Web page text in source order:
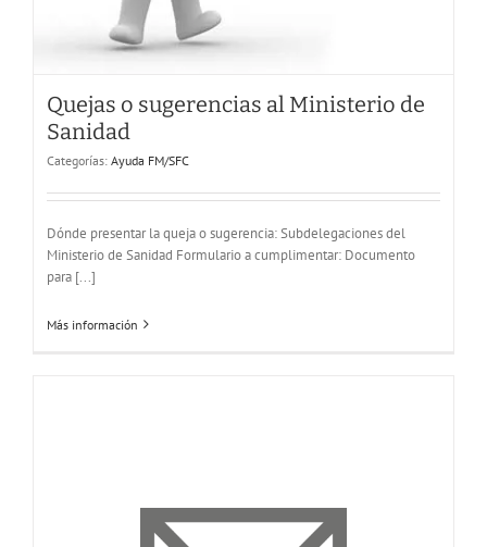
Quejas o sugerencias al Ministerio de
Sanidad
Categorías: Ayuda FM/SFC
Dónde presentar la queja o sugerencia: Subdelegaciones del
Ministerio de Sanidad Formulario a cumplimentar: Documento
para [...]
Más información
Ayuda FM/SFC